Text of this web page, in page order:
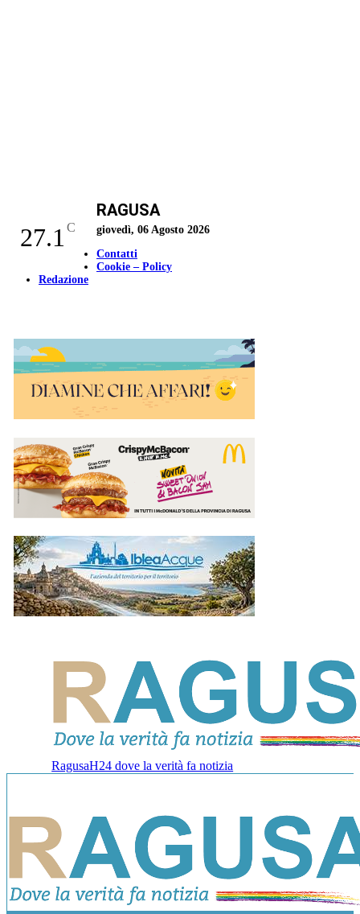
27.1 C
RAGUSA
giovedì, 06 Agosto 2026
Contatti
Cookie – Policy
Redazione
RagusaH24 dove la verità fa notizia